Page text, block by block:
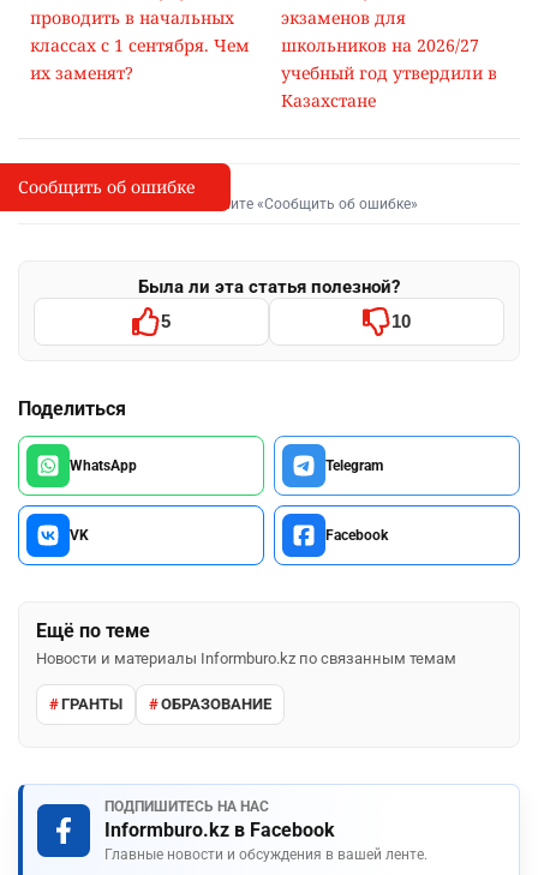
проводить в начальных
классах с 1 сентября. Чем
их заменят?
экзаменов для
школьников на 2026/27
учебный год утвердили в
Казахстане
I
Сообщить об опечатке
Выделите фрагмент и нажмите «Сообщить об ошибке»
Была ли эта статья полезной?
5 10
Поделиться
WhatsApp Telegram
VK Facebook
Ещё по теме
Новости и материалы Informburo.kz по связанным темам
ГРАНТЫ ОБРАЗОВАНИЕ
ПОДПИШИТЕСЬ НА НАС
Informburo.kz в Facebook
Главные новости и обсуждения в вашей ленте.
Сообщить об ошибке